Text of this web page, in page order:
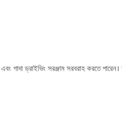
গাদা ড্রাইভিং সরঞ্জাম সরবরাহ করতে